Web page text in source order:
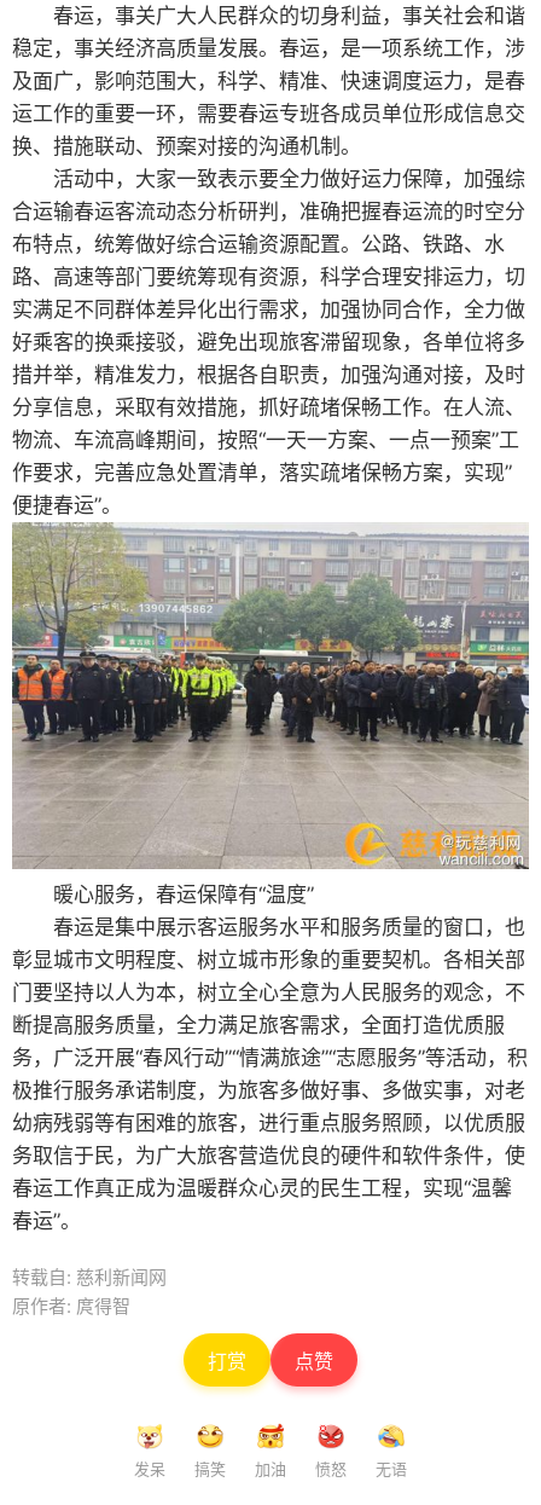
春运，事关广大人民群众的切身利益，事关社会和谐
稳定，事关经济高质量发展。春运，是一项系统工作，涉
及面广，影响范围大，科学、精准、快速调度运力，是春
运工作的重要一环，需要春运专班各成员单位形成信息交
换、措施联动、预案对接的沟通机制。
活动中，大家一致表示要全力做好运力保障，加强综
合运输春运客流动态分析研判，准确把握春运流的时空分
布特点，统筹做好综合运输资源配置。公路、铁路、水
路、高速等部门要统筹现有资源，科学合理安排运力，切
实满足不同群体差异化出行需求，加强协同合作，全力做
好乘客的换乘接驳，避免出现旅客滞留现象，各单位将多
措并举，精准发力，根据各自职责，加强沟通对接，及时
分享信息，采取有效措施，抓好疏堵保畅工作。在人流、
物流、车流高峰期间，按照“一天一方案、一点一预案”工
作要求，完善应急处置清单，落实疏堵保畅方案，实现”
便捷春运”。
暖心服务，春运保障有“温度”
春运是集中展示客运服务水平和服务质量的窗口，也
彰显城市文明程度、树立城市形象的重要契机。各相关部
门要坚持以人为本，树立全心全意为人民服务的观念，不
断提高服务质量，全力满足旅客需求，全面打造优质服
务，广泛开展“春风行动”“情满旅途”“志愿服务”等活动，积
极推行服务承诺制度，为旅客多做好事、多做实事，对老
幼病残弱等有困难的旅客，进行重点服务照顾，以优质服
务取信于民，为广大旅客营造优良的硬件和软件条件，使
春运工作真正成为温暖群众心灵的民生工程，实现“温馨
春运”。
转载自: 慈利新闻网
原作者: 庹得智
打赏 点赞
发呆 搞笑 加油 愤怒 无语